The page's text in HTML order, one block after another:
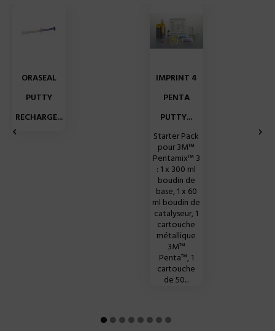
ORASEAL
PUTTY
RECHARGE...
IMPRINT 4
PENTA
PUTTY...
Starter Pack
pour 3M™
Pentamix™ 3
: 1 x 300 ml
boudin de
base, 1 x 60
ml boudin de
catalyseur, 1
cartouche
métallique
3M™
Penta™, 1
cartouche
de 50...
 